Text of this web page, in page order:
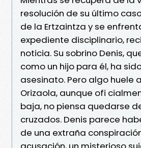
resolución de su último
de la Ertzaintza y se
expediente disciplinario,
noticia. Su sobrino Denis,
como un hijo para él, ha
asesinato. Pero algo huele
Orizaola, aunque ofi
baja, no piensa quedarse
cruzados. Denis parece
de una extraña